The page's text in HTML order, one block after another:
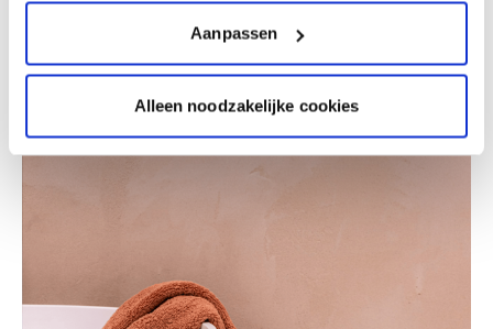
Aanpassen
Alleen noodzakelijke cookies